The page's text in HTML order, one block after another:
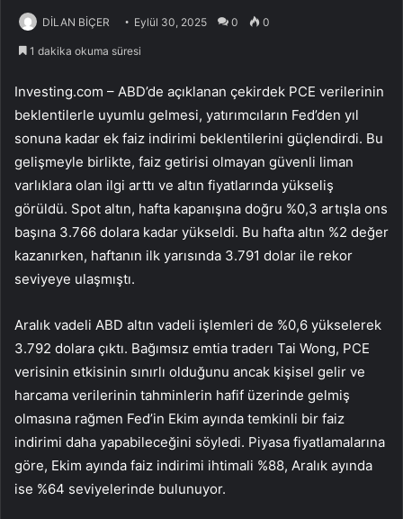
DİLAN BİÇER Eylül 30, 2025 0 0
1 dakika okuma süresi
Investing.com – ABD’de açıklanan çekirdek PCE verilerinin
beklentilerle uyumlu gelmesi, yatırımcıların Fed’den yıl
sonuna kadar ek faiz indirimi beklentilerini güçlendirdi. Bu
gelişmeyle birlikte, faiz getirisi olmayan güvenli liman
varlıklara olan ilgi arttı ve altın fiyatlarında yükseliş
görüldü. Spot altın, hafta kapanışına doğru %0,3 artışla ons
başına 3.766 dolara kadar yükseldi. Bu hafta altın %2 değer
kazanırken, haftanın ilk yarısında 3.791 dolar ile rekor
seviyeye ulaşmıştı.
Aralık vadeli ABD altın vadeli işlemleri de %0,6 yükselerek
3.792 dolara çıktı. Bağımsız emtia traderı Tai Wong, PCE
verisinin etkisinin sınırlı olduğunu ancak kişisel gelir ve
harcama verilerinin tahminlerin hafif üzerinde gelmiş
olmasına rağmen Fed’in Ekim ayında temkinli bir faiz
indirimi daha yapabileceğini söyledi. Piyasa fiyatlamalarına
göre, Ekim ayında faiz indirimi ihtimali %88, Aralık ayında
ise %64 seviyelerinde bulunuyor.